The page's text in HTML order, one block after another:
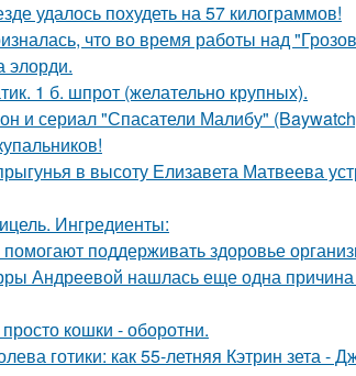
удалось похудеть на 57 килограммов!
что во время работы над
элорди.
1 б. шпрот (желательно крупных).
и сериал "Спасатели Малибу"
в высоту Елизавета Матвеева
Ингредиенты:
поддерживать здоровье
Андреевой нашлась еще одна
кошки - оборотни.
готики: как 55-летняя Кэтрин зета -